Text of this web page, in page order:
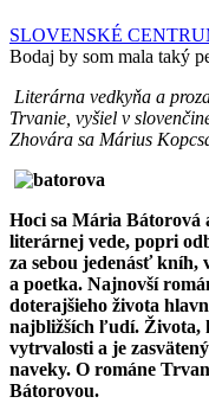
SLOVENSKÉ
Bodaj by som mala taký
Literárna vedkyňa a
Trvanie, vyšiel v
Zhovára sa Márius
Hoci sa Mária Bátorová
literárnej vede, popri
za sebou jedenásť kníh,
a poetka. Najnovší
doterajšieho života
najbližších ľudí. Života,
vytrvalosti a je
naveky. O románe
Bátorovou.